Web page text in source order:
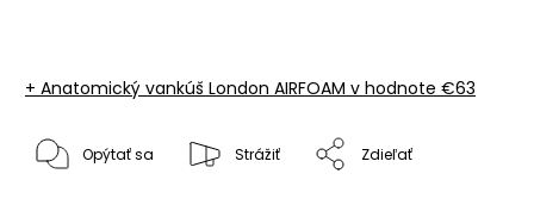
+ Anatomický vankúš London AIRFOAM v hodnote €63
Opýtať sa Strážiť Zdieľať